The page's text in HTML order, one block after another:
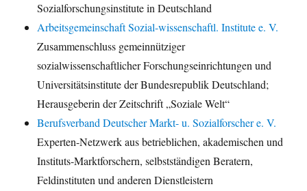
Sozialforschungsinstitute in Deutschland
Arbeitsgemeinschaft Sozial-wissenschaftl. Institute e. V.
Zusammenschluss gemeinnütziger
sozialwissenschaftlicher Forschungseinrichtungen und
Universitätsinstitute der Bundesrepublik Deutschland;
Herausgeberin der Zeitschrift „Soziale Welt“
Berufsverband Deutscher Markt- u. Sozialforscher e. V.
Experten-Netzwerk aus betrieblichen, akademischen und
Instituts-Marktforschern, selbstständigen Beratern,
Feldinstituten und anderen Dienstleistern